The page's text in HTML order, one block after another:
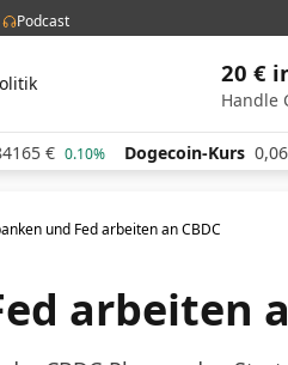
Podcast
20 €
Handle
Dogecoin-Kurs 0,060911 €
und Fed arbeiten an CBDC
arbeiten